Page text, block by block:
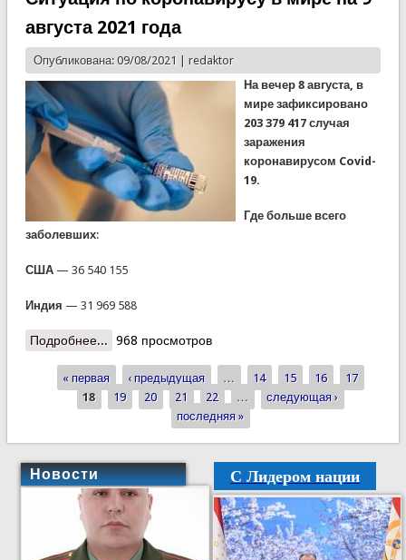
августа 2021 года
Опубликована: 09/08/2021 | redaktor
На вечер 8 августа, в
мире зафиксировано
203 379 417 случая
заражения
коронавирусом Covid-
19.
Где больше всего
заболевших:
США— 36 540 155
Индия — 31 969 588
Подробнее... о Ситуация по коронавирусу в мире на 9 августа
968 просмотров
Страницы
« первая ‹ предыдущая … 14 15 16
17
18
19 20 21 22 …
следующая ›
последняя »
Новости С Лидером нации